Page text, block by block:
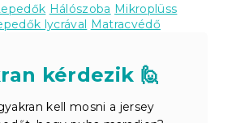
Hálószoba Mikroplüss
lycrával Matracvédő
kérdezik 🙋
kell mosni a jersey